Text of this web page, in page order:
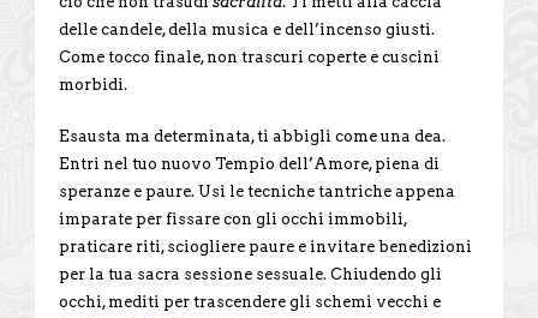
delle candele, della musica e dell’incenso giusti.
Come tocco finale, non trascuri coperte e cuscini
morbidi.
Esausta ma determinata, ti abbigli come una dea.
Entri nel tuo nuovo Tempio dell’Amore, piena di
speranze e paure. Usi le tecniche tantriche appena
imparate per fissare con gli occhi immobili,
praticare riti, sciogliere paure e invitare benedizioni
per la tua sacra sessione sessuale. Chiudendo gli
occhi, mediti per trascendere gli schemi vecchi e